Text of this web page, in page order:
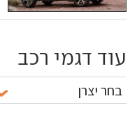
עוד דגמי רכב